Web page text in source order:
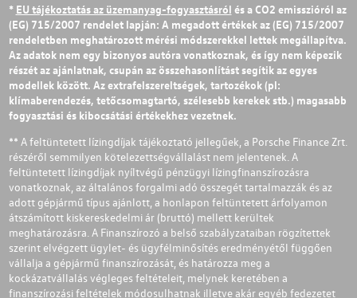
* EU tájékoztatás az üzemanyag-fogyasztásról és a CO2 emisszióról az
(EG) 715/2007 rendelet lapján: A megadott értékek az (EG) 715/2007
rendeletben meghatározott mérési módszerekkel lettek megállapítva.
Az adatok nem egy bizonyos autóra vonatkoznak, és így nem képezik
részét az ajánlatnak, csupán az összehasonlítást segítik az egyes
modellek között. Az extrafelszereltségek, tartozékok (pl:
klímaberendezés, tetőcsomagtartó, szélesebb kerekek stb.) magasabb
fogyasztási és kibocsátási értékekhez vezetnek.
** A feltüntetett lízingdíjak tájékoztató jellegűek, a Porsche Finance Zrt.
részéről semmilyen kötelezettségvállalást nem jelentenek. A
feltüntetett lízingdíjak nyíltvégű pénzügyi lízingfinanszírozásra
vonatkoznak, az általános forgalmi adó összegét tartalmazzák és az
adott gépjármű típus ajánlott, a honlapon feltüntetett árfolyamon
átszámított kiskereskedelmi ár (bruttó) mellett kerültek
meghatározásra. A Finanszírozó a belső szabályzataiban rögzítettek
szerint elvégzett ügylet- és ügyfélminősítés eredményétől függően
vállalja a gépjármű finanszírozását, és határozza meg a
kockázatvállalás végleges feltételeit, melynek keretében a
finanszírozási feltételek módosulhatnak illetve akár egyéb fedezetet